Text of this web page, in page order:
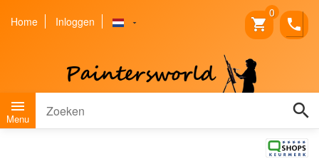
Home
Inloggen arrow_drop_down
0
shopping_cart phone
menu
Menu search